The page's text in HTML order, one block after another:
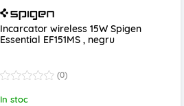
Incarcator wireless 15W Spigen
Essential EF151MS , negru
(0)
In stoc